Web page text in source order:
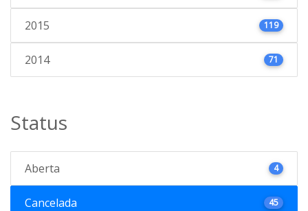
2015 119
2014 71
Status
Aberta 4
Cancelada 45